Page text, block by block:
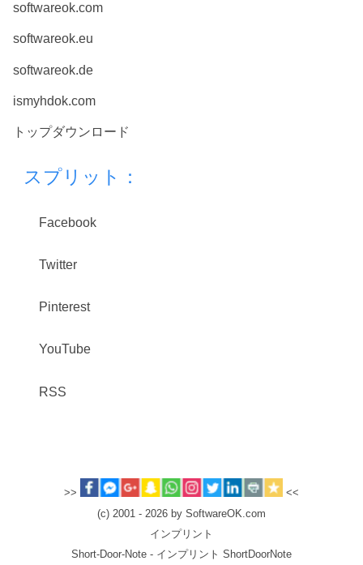
softwareok.com
softwareok.eu
softwareok.de
ismyhdok.com
トップダウンロード
スプリット：
Facebook
Twitter
Pinterest
YouTube
RSS
>>
<<
(c) 2001 - 2026 by SoftwareOK.com
インプリント
Short-Door-Note - インプリント ShortDoorNote